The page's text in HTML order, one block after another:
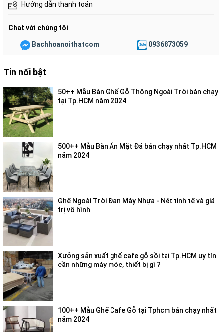
Hướng dẫn thanh toán
Chat với chúng tôi
Bachhoanoithatcom 0936873059
Tin nổi bật
50++ Mẫu Bàn Ghế Gỗ Thông Ngoài Trời bán chạy
tại Tp.HCM năm 2024
500++ Mẫu Bàn Ăn Mặt Đá bán chạy nhất Tp.HCM
năm 2024
Ghế Ngoài Trời Đan Mây Nhựa - Nét tinh tế và giá
trị vô hình
Xưởng sản xuất ghế cafe gỗ sồi tại Tp.HCM uy tín
cần những máy móc, thiết bị gì ?
100++ Mẫu Ghế Cafe Gỗ tại Tphcm bán chạy nhất
năm 2024